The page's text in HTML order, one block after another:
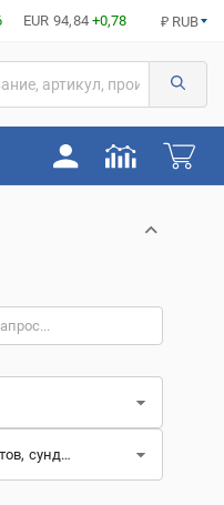
EUR 94,84 +0,78 ₽ RUB